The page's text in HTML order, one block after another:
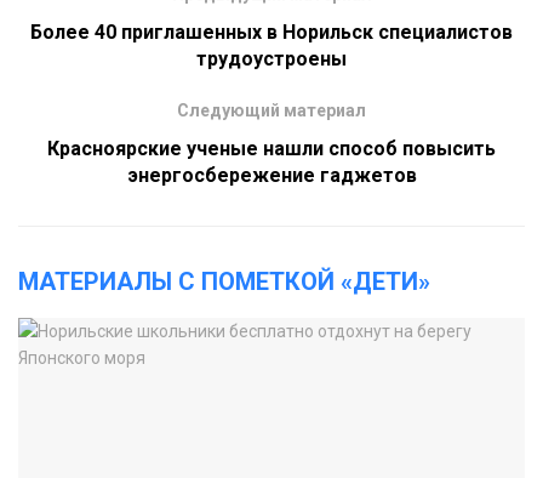
Более 40 приглашенных в Норильск специалистов
трудоустроены
Следующий материал
Красноярские ученые нашли способ повысить
энергосбережение гаджетов
МАТЕРИАЛЫ С ПОМЕТКОЙ «ДЕТИ»